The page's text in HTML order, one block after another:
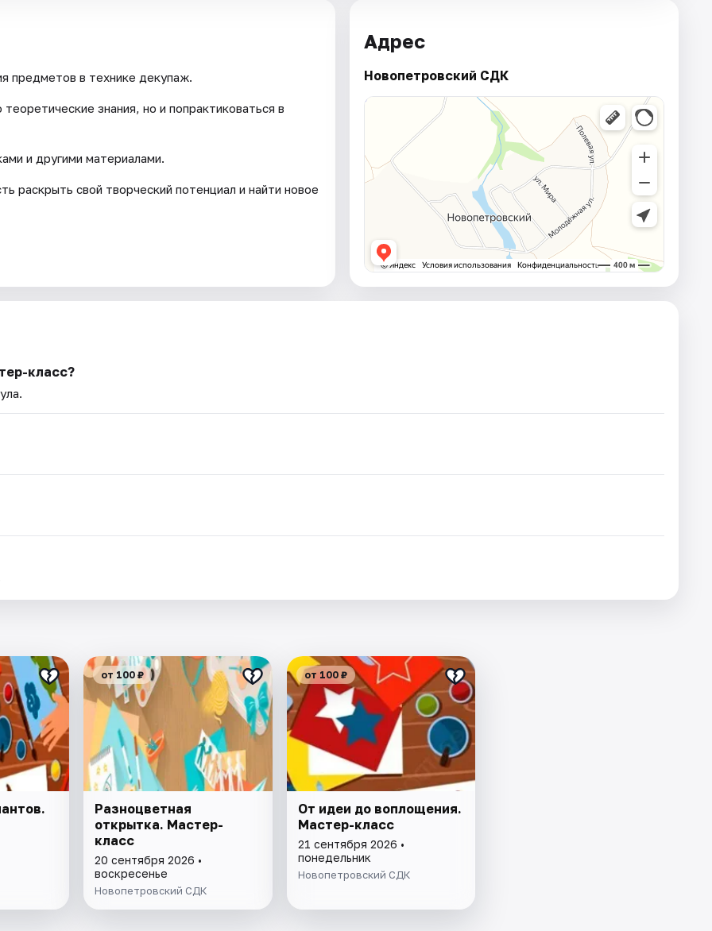
предметов в технике декупаж.
знания, но и попрактиковаться в
и другими материалами.
раскрыть свой творческий потенциал и найти новое
Адрес
Новопетровский СДК
класс?
от 100 ₽
Разноцветная
открытка. Мастер-
класс
20 сентября 2026 •
воскресенье
Новопетровский СДК
от 100 ₽
От идеи до воплощения.
Мастер-класс
21 сентября 2026 •
понедельник
Новопетровский СДК